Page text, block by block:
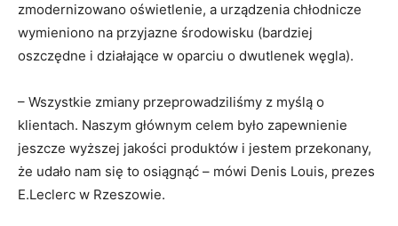
zmodernizowano oświetlenie, a urządzenia chłodnicze
wymieniono na przyjazne środowisku (bardziej
oszczędne i działające w oparciu o dwutlenek węgla).
– Wszystkie zmiany przeprowadziliśmy z myślą o
klientach. Naszym głównym celem było zapewnienie
jeszcze wyższej jakości produktów i jestem przekonany,
że udało nam się to osiągnąć – mówi Denis Louis, prezes
E.Leclerc w Rzeszowie.